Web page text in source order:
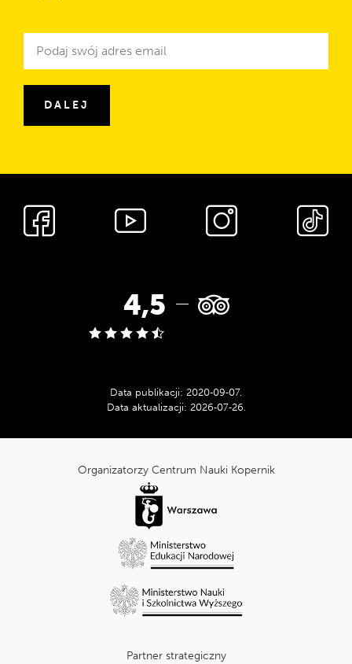
Newsletter
DALEJ
Media
społecznościowe
Ocena
w
serwisie
Tripadvisor:
4,5
Data publikacji: 2020‑09‑07.
Data aktualizacji: 2026‑07‑26.
Organizatorzy Centrum Nauki Kopernik
Partner strategiczny